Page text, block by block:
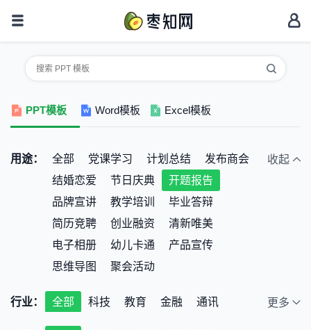
PPT模板 Word模板 Excel模板
用途： 全部 党课学习 计划总结
发布商会
结婚恋爱
节日庆典
开题报告
品牌宣讲
教学培训
毕业答辩
简历竞聘
创业融资
清新唯美
电子相册
幼儿卡通
产品宣传
思维导图
聚会活动
收起
行业： 全部 科技 教育 金融
通讯
广告
更多